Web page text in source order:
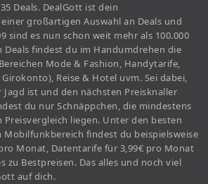
Deals. DealGott ist dein
großartigen Auswahl an Deals und
sind es nun schon weit mehr als 100.000
Deals findest du im Handumdrehen die
Mode & Fashion, Handytarife,
Reise & Hotel uvm. Sei dabei,
ist und den nächsten Preisknaller
du nur Schnäppchen, die mindestens
Preisvergleich liegen. Unter den besten
Mobilfunkbereich findest du beispielsweise
Monat, Datentarife für 3,99€ pro Monat
zu Bestpreisen. Das alles und noch viel
auf dich.